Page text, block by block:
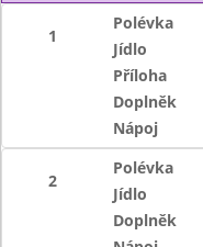
1
Polévka
Jídlo
Příloha
Doplněk
Nápoj
2
Polévka
Jídlo
Doplněk